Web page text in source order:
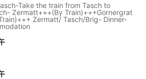
Take the train from Tasch to
Zermatt+++(By Train)+++Gornergrat
Zermatt/ Tasch/Brig- Dinner-